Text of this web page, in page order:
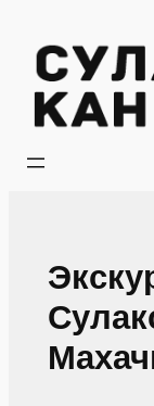
содержимому